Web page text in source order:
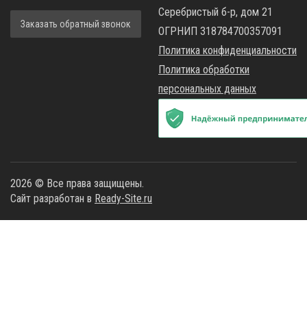
Заказать обратный звонок
Серебристый б-р, дом 21
ОГРНИП 318784700357091
Политика конфиденциальности
Политика обработки
персональных данных
2026 © Все права защищены.
Сайт разработан в Ready-Site.ru